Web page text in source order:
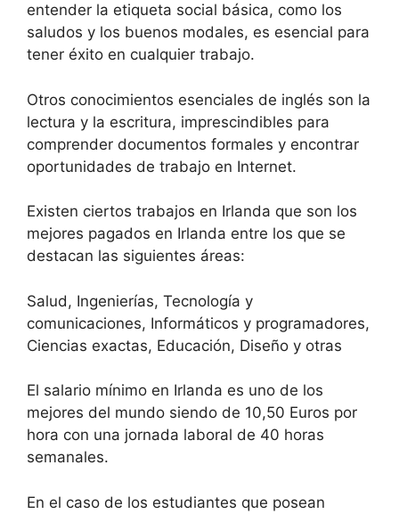
entender la etiqueta social básica, como los
saludos y los buenos modales, es esencial para
tener éxito en cualquier trabajo.
Otros conocimientos esenciales de inglés son la
lectura y la escritura, imprescindibles para
comprender documentos formales y encontrar
oportunidades de trabajo en Internet.
Existen ciertos trabajos en Irlanda que son los
mejores pagados en Irlanda entre los que se
destacan las siguientes áreas:
Salud, Ingenierías, Tecnología y
comunicaciones, Informáticos y programadores,
Ciencias exactas, Educación, Diseño y otras
El salario mínimo en Irlanda es uno de los
mejores del mundo siendo de 10,50 Euros por
hora con una jornada laboral de 40 horas
semanales.
En el caso de los estudiantes que posean